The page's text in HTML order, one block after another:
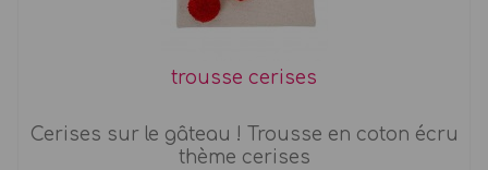
trousse cerises
Cerises sur le gâteau ! Trousse en coton écru
thème cerises